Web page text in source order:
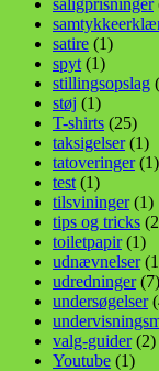
satire (1)
spyt (1)
stillingsopslag
støj (1)
T-shirts (25)
taksigelser(1)
tatoveringer(1)
test (1)
tilsvininger(1)
tips og tricks
toiletpapir(1)
udnævnelser
udredninger(7)
undersøgelser
valg-guider(2)
Youtube (1)